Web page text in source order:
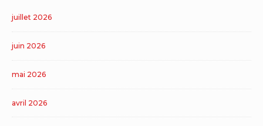
juillet 2026
juin 2026
mai 2026
avril 2026